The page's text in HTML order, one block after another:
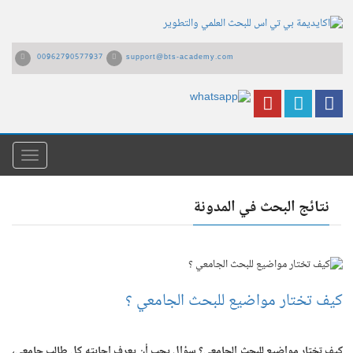
00962790577937 support@bts-academy.com
القائمة
نتائج البحث في المدونة
كيف تختار مواضيع للبحث الجامعي ؟